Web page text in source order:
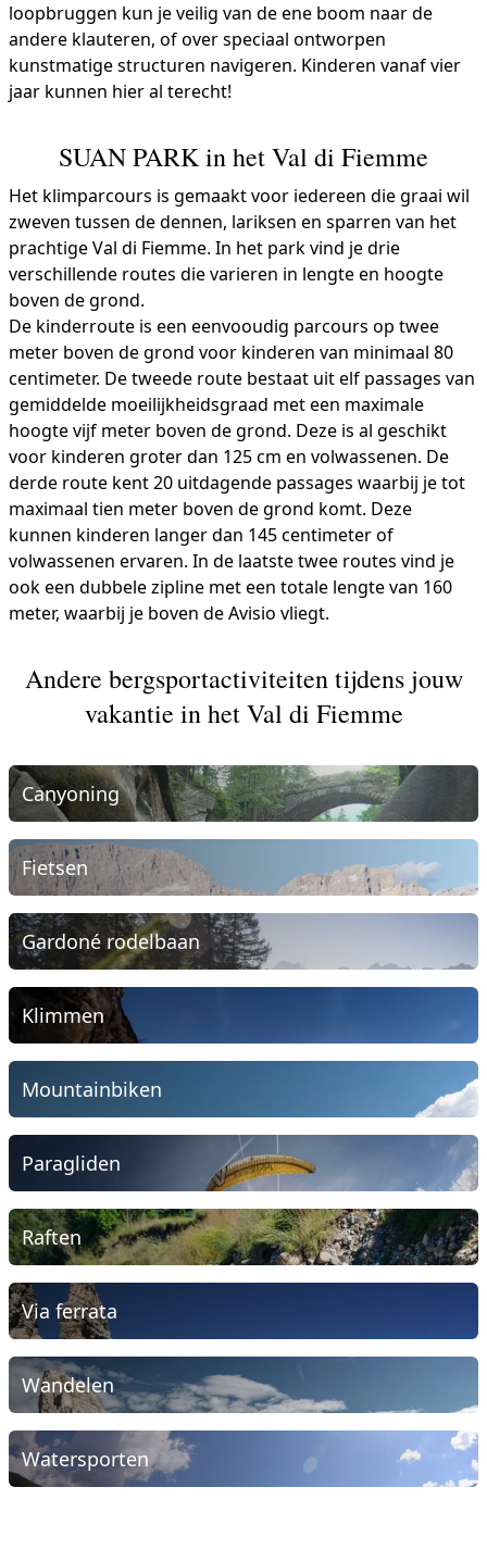
loopbruggen kun je veilig van de ene boom naar de
andere klauteren, of over speciaal ontworpen
kunstmatige structuren navigeren. Kinderen vanaf vier
jaar kunnen hier al terecht!
SUAN PARK in het Val di Fiemme
Het klimparcours is gemaakt voor iedereen die graai wil
zweven tussen de dennen, lariksen en sparren van het
prachtige Val di Fiemme. In het park vind je drie
verschillende routes die varieren in lengte en hoogte
boven de grond.
De kinderroute is een eenvooudig parcours op twee
meter boven de grond voor kinderen van minimaal 80
centimeter. De tweede route bestaat uit elf passages van
gemiddelde moeilijkheidsgraad met een maximale
hoogte vijf meter boven de grond. Deze is al geschikt
voor kinderen groter dan 125 cm en volwassenen. De
derde route kent 20 uitdagende passages waarbij je tot
maximaal tien meter boven de grond komt. Deze
kunnen kinderen langer dan 145 centimeter of
volwassenen ervaren. In de laatste twee routes vind je
ook een dubbele zipline met een totale lengte van 160
meter, waarbij je boven de Avisio vliegt.
Andere bergsportactiviteiten tijdens jouw
vakantie in het Val di Fiemme
Canyoning
Fietsen
Gardoné rodelbaan
Klimmen
Mountainbiken
Paragliden
Raften
Via ferrata
Wandelen
Watersporten